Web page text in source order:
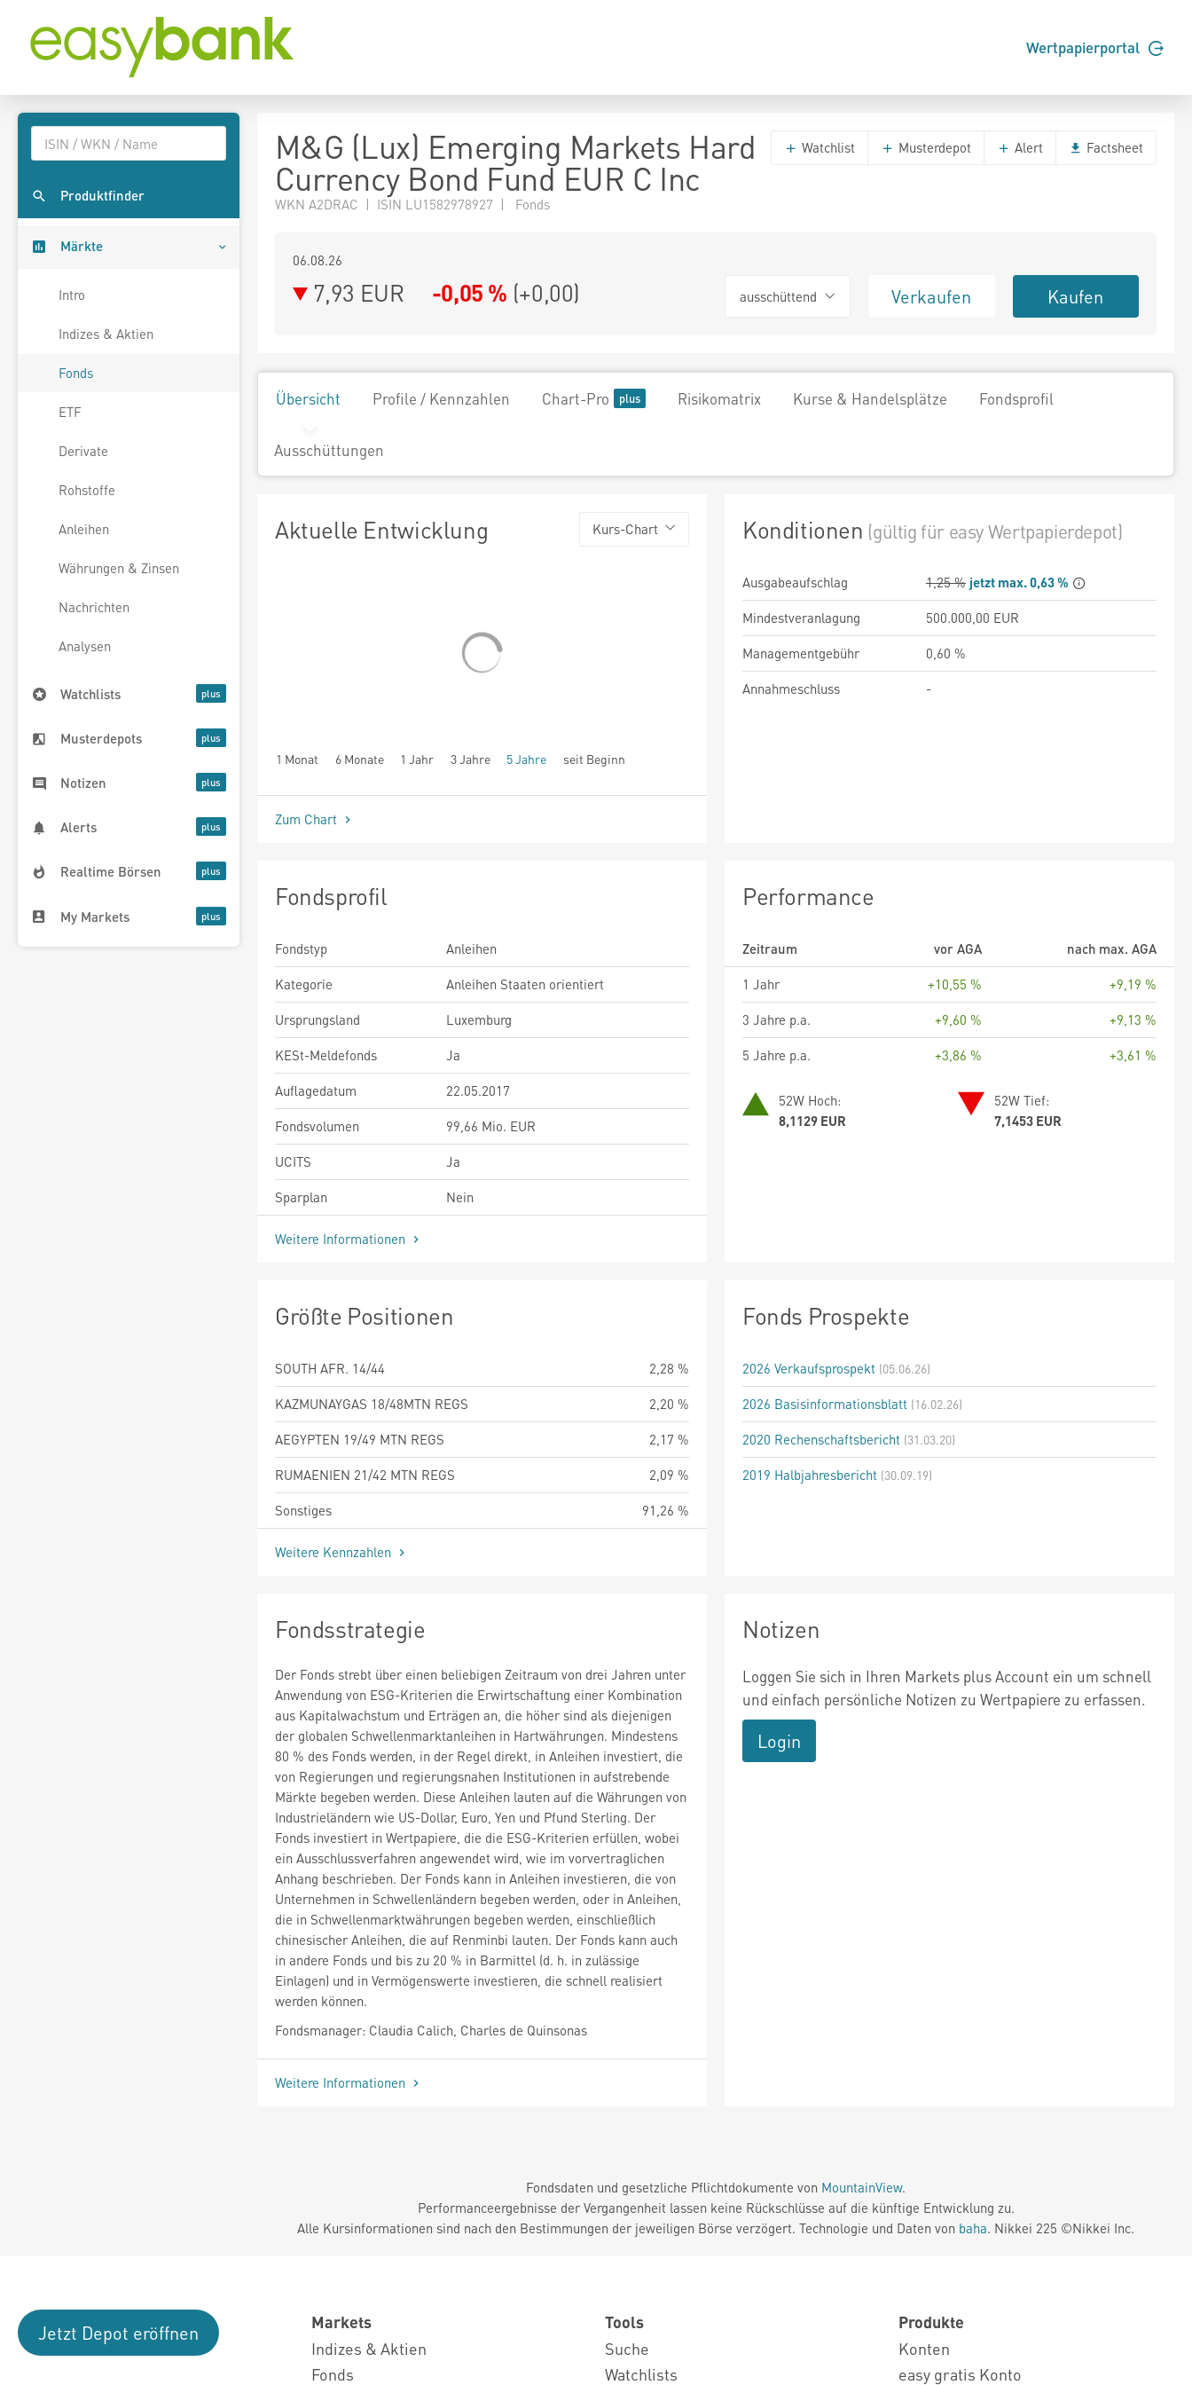
Wertpapierportal
Produktfinder
Märkte
Intro
Indizes & Aktien
Fonds
ETF
Derivate
Rohstoffe
Anleihen
Währungen & Zinsen
Nachrichten
Analysen
Watchlists
Musterdepots
Notizen
Alerts
Realtime Börsen
My Markets
M&G (Lux) Emerging Markets Hard
Currency Bond Fund EUR C Inc
WKN A2DRAC | ISIN LU1582978927 | Fonds
Watchlist Musterdepot Alert Factsheet
06.08.26
7,93 EUR -0,05 % (+0,00) ausschüttend Verkaufen Kaufen
Übersicht Profile / Kennzahlen Chart-Pro Risikomatrix Kurse & Handelsplätze Fondsprofil
Ausschüttungen
Aktuelle Entwicklung Kurs-Chart
1 Monat 6 Monate 1 Jahr 3 Jahre 5 Jahre seit Beginn
Zum Chart
Konditionen (gültig für easy Wertpapierdepot)
Ausgabeaufschlag 1,25 % jetzt max. 0,63 %
Mindestveranlagung
500.000,00 EUR
Managementgebühr
0,60 %
Annahmeschluss
-
Fondsprofil
Fondstyp
Anleihen
Kategorie
Anleihen Staaten orientiert
Ursprungsland
Luxemburg
KESt-Meldefonds
Ja
Auflagedatum
22.05.2017
Fondsvolumen
99,66 Mio. EUR
UCITS
Ja
Sparplan
Nein
Weitere Informationen
Performance
Zeitraum vor AGA
nach max. AGA
1 Jahr
+10,55 %
+9,19 %
3 Jahre p.a.
+9,60 %
+9,13 %
5 Jahre p.a.
+3,86 % +3,61 %
52W Hoch:
8,1129 EUR
52W Tief:
7,1453 EUR
Größte Positionen
SOUTH AFR. 14/44
2,28 %
KAZMUNAYGAS 18/48MTN REGS
2,20 %
AEGYPTEN 19/49 MTN REGS
2,17 %
RUMAENIEN 21/42 MTN REGS
2,09 %
Sonstiges
91,26 %
Weitere Kennzahlen
Fonds Prospekte
2026 Verkaufsprospekt (05.06.26)
2026 Basisinformationsblatt (16.02.26)
2020 Rechenschaftsbericht (31.03.20)
2019 Halbjahresbericht (30.09.19)
Fondsstrategie
Der Fonds strebt über einen beliebigen Zeitraum von drei Jahren unter
Anwendung von ESG-Kriterien die Erwirtschaftung einer Kombination
aus Kapitalwachstum und Erträgen an, die höher sind als diejenigen
der globalen Schwellenmarktanleihen in Hartwährungen. Mindestens
80 % des Fonds werden, in der Regel direkt, in Anleihen investiert, die
von Regierungen und regierungsnahen Institutionen in aufstrebende
Märkte begeben werden. Diese Anleihen lauten auf die Währungen von
Industrieländern wie US-Dollar, Euro, Yen und Pfund Sterling. Der
Fonds investiert in Wertpapiere, die die ESG-Kriterien erfüllen, wobei
ein Ausschlussverfahren angewendet wird, wie im vorvertraglichen
Anhang beschrieben. Der Fonds kann in Anleihen investieren, die von
Unternehmen in Schwellenländern begeben werden, oder in Anleihen,
die in Schwellenmarktwährungen begeben werden, einschließlich
chinesischer Anleihen, die auf Renminbi lauten. Der Fonds kann auch
in andere Fonds und bis zu 20 % in Barmittel (d. h. in zulässige
Einlagen) und in Vermögenswerte investieren, die schnell realisiert
werden können.
Fondsmanager: Claudia Calich, Charles de Quinsonas
Weitere Informationen
Notizen
Loggen Sie sich in Ihren Markets plus Account ein um schnell
und einfach persönliche Notizen zu Wertpapiere zu erfassen.
Login
Fondsdaten und gesetzliche Pflichtdokumente von MountainView.
Performanceergebnisse der Vergangenheit lassen keine Rückschlüsse auf die künftige Entwicklung zu.
Alle Kursinformationen sind nach den Bestimmungen der jeweiligen Börse verzögert. Technologie und Daten von baha. Nikkei 225 ©Nikkei Inc.
Jetzt Depot eröffnen
Markets
Indizes & Aktien
Fonds
Tools
Suche
Watchlists
Produkte
Konten
easy gratis Konto